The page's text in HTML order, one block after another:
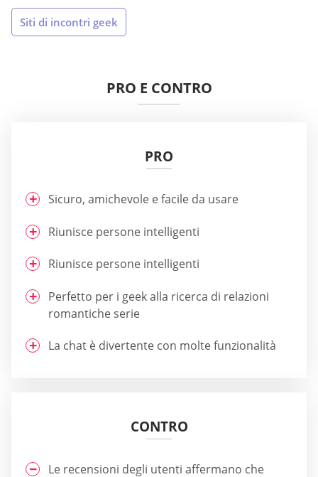
Siti di incontri geek
PRO E CONTRO
PRO
Sicuro, amichevole e facile da usare
Riunisce persone intelligenti
Riunisce persone intelligenti
Perfetto per i geek alla ricerca di relazioni
romantiche serie
La chat è divertente con molte funzionalità
CONTRO
Le recensioni degli utenti affermano che